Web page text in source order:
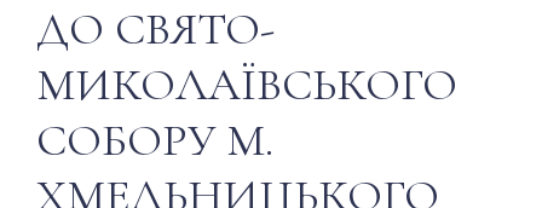
ДО СВЯТО-
МИКОЛАЇВСЬКОГО
СОБОРУ М.
ХМЕЛЬНИЦЬКОГО